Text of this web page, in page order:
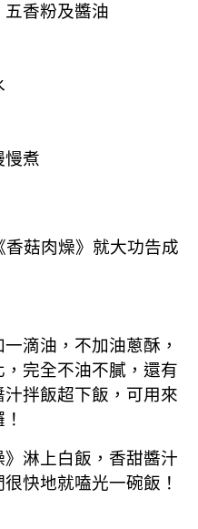
香粉及醬油
慢煮
香菇肉燥》 就大功告成
一滴油，不加油蔥酥，
完全不油不膩，還有
汁拌飯超下飯，可用來
》淋上白飯，香甜醬汁
快地就嗑光一碗飯！